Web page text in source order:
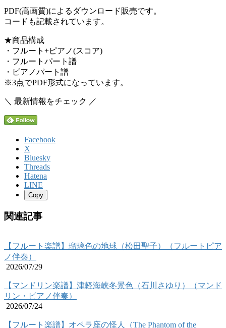
PDF(高画質)によるダウンロード販売です。
コードも記載されています。
★商品構成
・フルート+ピアノ(スコア)
・フルートパート譜
・ピアノパート譜
※3点でPDF形式になっています。
＼ 最新情報をチェック ／
Facebook
X
Bluesky
Threads
Hatena
LINE
Copy
関連記事
【フルート楽譜】瑠璃色の地球（松田聖子）（フルートピア
ノ伴奏）
2026/07/29
【マンドリン楽譜】津軽海峡冬景色（石川さゆり）（マンド
リン・ピアノ伴奏）
2026/07/24
【フルート楽譜】オペラ座の怪人（The Phantom of the